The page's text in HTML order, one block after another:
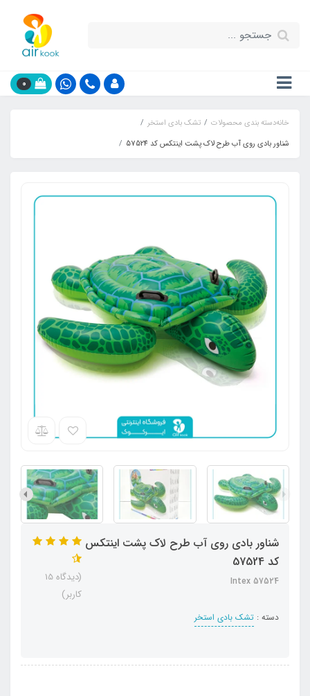
0
خانهدسته بندی محصولات
تشک بادی استخر
شناور بادی روی آب طرح لاک پشت اینتکس کد 57524
شناور بادی روی آب طرح لاک پشت اینتکس
کد 57524
Intex 57524
دسته : تشک بادی استخر
(دیدگاه 15
کاربر)